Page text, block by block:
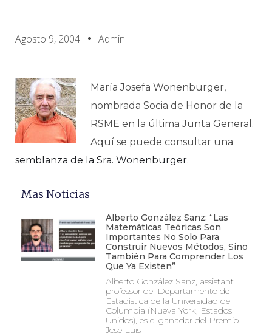
Agosto 9, 2004 Admin
María Josefa Wonenburger,
nombrada Socia de Honor de la
RSME en la última Junta General.
Aquí se puede consultar una
semblanza de la Sra. Wonenburger.
Mas Noticias
Alberto González Sanz: “Las
Matemáticas Teóricas Son
Importantes No Solo Para
Construir Nuevos Métodos, Sino
También Para Comprender Los
Que Ya Existen”
Alberto González Sanz, assistant
professor del Departamento de
Estadística de la Universidad de
Columbia (Nueva York, Estados
Unidos), es el ganador del Premio
José Luis